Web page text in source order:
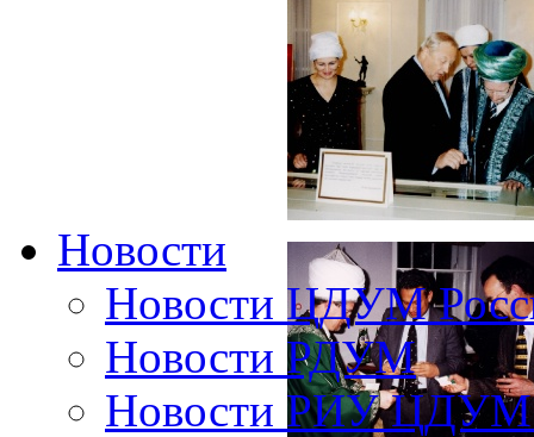
Новости
Новости ЦДУМ
Новости РДУМ
Новости РИУ ЦДУМ